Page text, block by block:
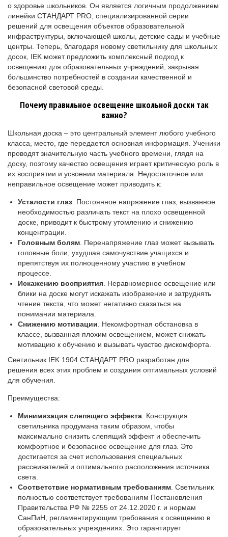
о здоровье школьников. Он является логичным продолжением
линейки СТАНДАРТ PRO, специализированной серии
решений для освещения объектов образовательной
инфраструктуры, включающей школы, детские сады и учебные
центры. Теперь, благодаря новому светильнику для школьных
досок, IEK может предложить комплексный подход к
освещению для образовательных учреждений, закрывая
большинство потребностей в создании качественной и
безопасной световой среды.
Почему правильное освещение школьной доски так
важно?
Школьная доска – это центральный элемент любого учебного
класса, место, где передается основная информация. Ученики
проводят значительную часть учебного времени, глядя на
доску, поэтому качество освещения играет критическую роль в
их восприятии и усвоении материала. Недостаточное или
неправильное освещение может приводить к:
Усталости глаз . Постоянное напряжение глаз, вызванное
необходимостью различать текст на плохо освещенной
доске, приводит к быстрому утомлению и снижению
концентрации.
Головным болям . Перенапряжение глаз может вызывать
головные боли, ухудшая самочувствие учащихся и
препятствуя их полноценному участию в учебном
процессе.
Искажению восприятия . Неравномерное освещение или
блики на доске могут искажать изображение и затруднять
чтение текста, что может негативно сказаться на
понимании материала.
Снижению мотивации . Некомфортная обстановка в
классе, вызванная плохим освещением, может снижать
мотивацию к обучению и вызывать чувство дискомфорта.
Светильник IEK 1904 СТАНДАРТ PRO разработан для
решения всех этих проблем и создания оптимальных условий
для обучения.
Преимущества:
Минимизация слепящего эффекта . Конструкция
светильника продумана таким образом, чтобы
максимально снизить слепящий эффект и обеспечить
комфортное и безопасное освещение для глаз. Это
достигается за счет использования специальных
рассеивателей и оптимального расположения источника
света.
Соответствие нормативным требованиям . Светильник
полностью соответствует требованиям Постановления
Правительства РФ № 2255 от 24.12.2020 г. и нормам
СанПиН, регламентирующим требования к освещению в
образовательных учреждениях. Это гарантирует